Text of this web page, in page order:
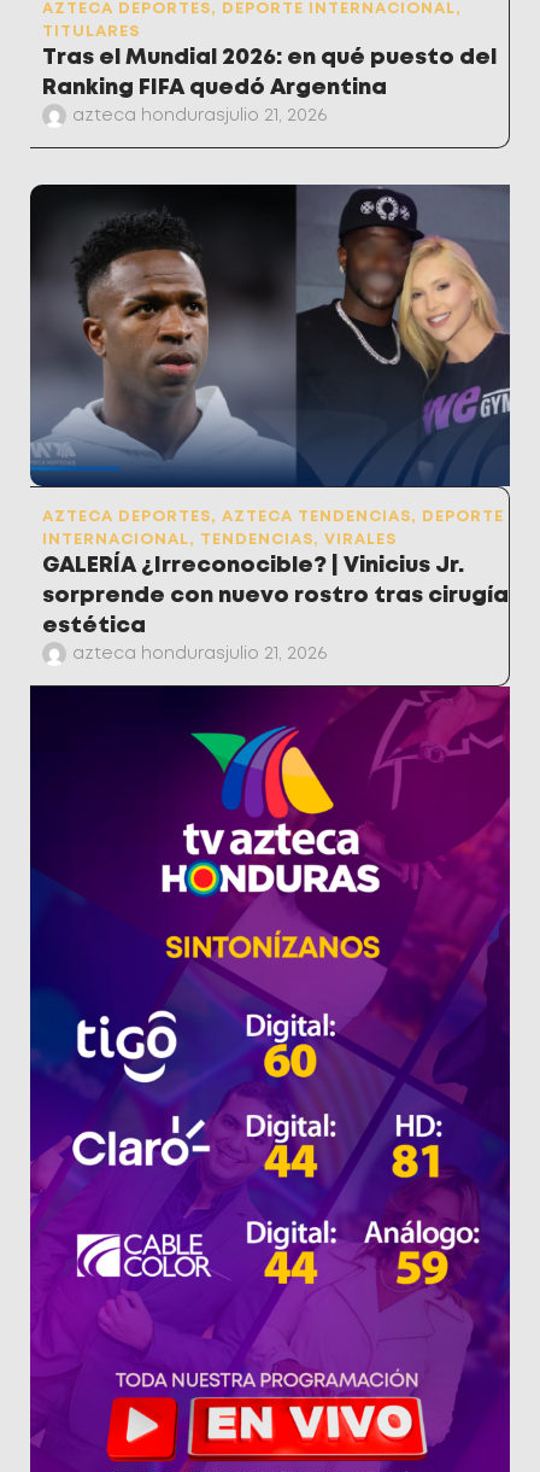
AZTECA DEPORTES, DEPORTE INTERNACIONAL,
TITULARES
Tras el Mundial 2026: en qué puesto del
Ranking FIFA quedó Argentina
azteca hondurasjulio 21, 2026
AZTECA DEPORTES, AZTECA TENDENCIAS,
DEPORTE
INTERNACIONAL, TENDENCIAS, VIRALES
GALERÍA ¿Irreconocible? | Vinicius Jr.
sorprende con nuevo rostro tras cirugía
estética
azteca hondurasjulio 21, 2026